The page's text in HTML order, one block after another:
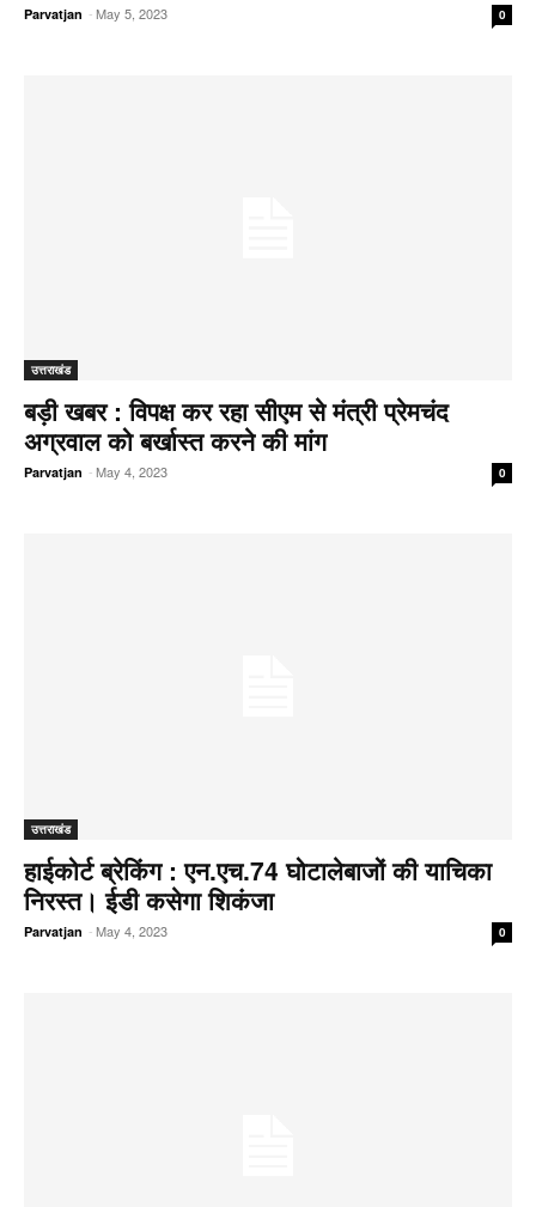
Parvatjan -May 5, 2023 0
उत्तराखंड
बड़ी खबर : विपक्ष कर रहा सीएम से मंत्री प्रेमचंद
अग्रवाल को बर्खास्त करने की मांग
Parvatjan -May 4, 2023 0
उत्तराखंड
हाईकोर्ट ब्रेकिंग : एन.एच.74 घोटालेबाजों की याचिका
निरस्त। ईडी कसेगा शिकंजा
Parvatjan -May 4, 2023 0